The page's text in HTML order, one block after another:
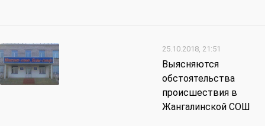
25.10.2018, 21:51
Выясняются
обстоятельства
происшествия в
Жангалинской СОШ